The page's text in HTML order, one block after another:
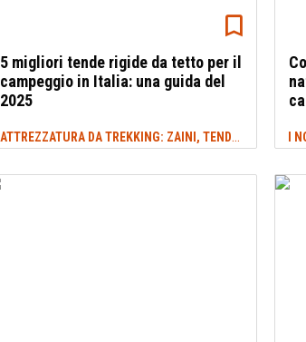
5 migliori tende rigide da tetto per il
campeggio in Italia: una guida del
2025
ATTREZZATURA DA TREKKING: ZAINI, TENDE E MOLTO ALTRO I